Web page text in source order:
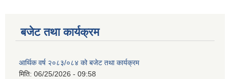
बजेट तथा कार्यक्रम
आर्थिक वर्ष २०८३/०८४ को बजेट तथा कार्यक्रम
मिति: 06/25/2026 - 09:58